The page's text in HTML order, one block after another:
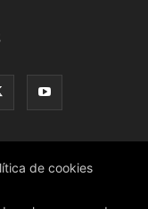
de cookies